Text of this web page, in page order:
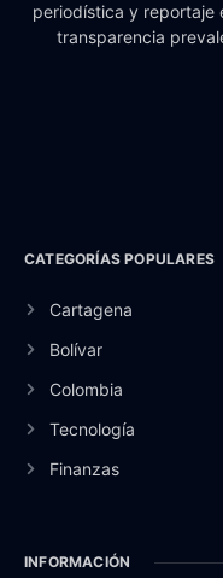
periodística y reportaje
transparencia
CATEGORÍAS POPULARES
Cartagena
Bolívar
Colombia
Tecnología
Finanzas
INFORMACIÓN